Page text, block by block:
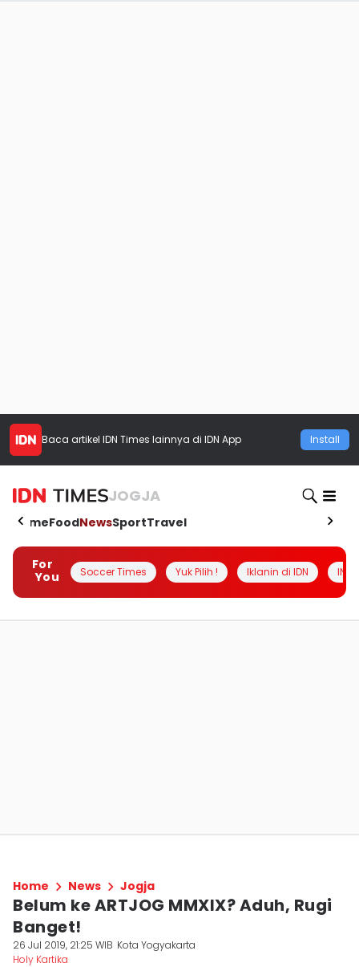
Baca artikel IDN Times lainnya di IDN App Install
JOGJA
HomeFoodNewsSportTravel
For
You
Soccer Times Yuk Pilih ! Iklanin di IDN
Home News Jogja
Belum ke ARTJOG MMXIX? Aduh, Rugi
Banget!
26 Jul 2019, 21:25 WIB Kota Yogyakarta
Holy Kartika